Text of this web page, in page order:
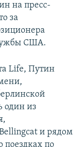
на пресс-
за
США.
Life, Путин
один из
и рядом
поездках по